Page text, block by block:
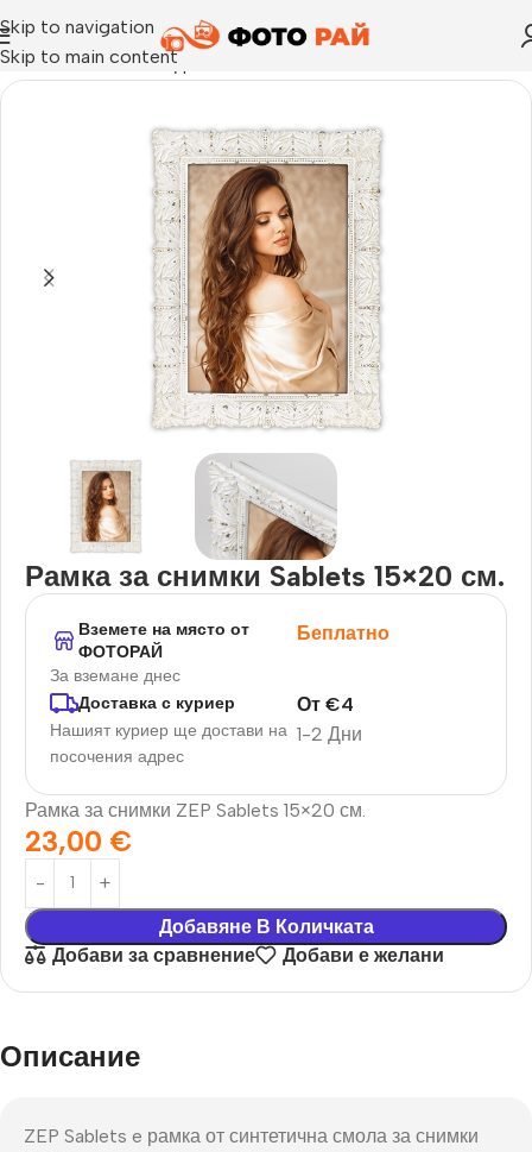
Skip to navigation
Skip to main content
Начало›Рамка за една снимка
Рамка за снимки Sablets 15×20 см.
Вземете на място от
ФОТОРАЙ
За вземане днес
Беплатно
Доставка с куриер
Нашият куриер ще достави на
посочения адрес
1-2 Дни
От€4
Рамка за снимки ZEP Sablets 15×20 см.
23,00 €
Добавяне В Количката
Добави за сравнение
Добави е желани
Описание
ZEP Sablets e рамка от синтетична смола за снимки